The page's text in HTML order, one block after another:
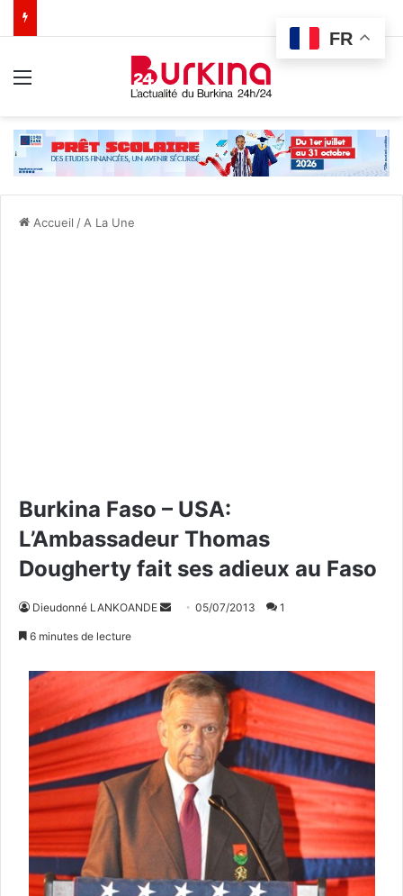
Accueil / A La Une
Burkina Faso – USA:
L’Ambassadeur Thomas
Dougherty fait ses adieux au Faso
Dieudonné LANKOANDE
o
y
n
c
o
r
05/07/2013 1
6 minutes de lecture
FR